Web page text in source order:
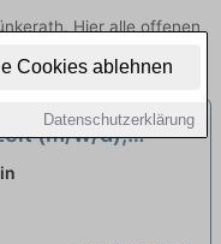
Cookies ablehnen
Datenschutzerklärung
Hier alle offenen
Handel vergleichen.
(m/w/d),